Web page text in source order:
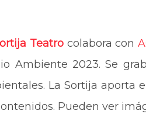
Teatrocolabora con
Ambiente 2023. Se
La Sortija aporta
Pueden ver